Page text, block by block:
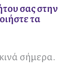
σας στην
τα
σήμερα.